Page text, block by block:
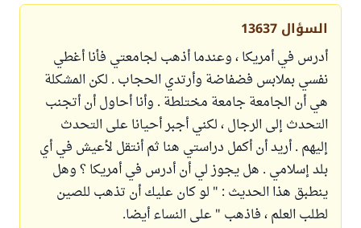
السؤال 13637
أدرس في أمريكا ، وعندما أذهب لجامعتي فأنا أغطي
نفسي بملابس فضفاضة وأرتدي الحجاب . لكن المشكلة
هي أن الجامعة جامعة مختلطة . وأنا أحاول أن أتجنب
التحدث إلى الرجال ، لكني أجبر أحيانا على التحدث
إليهم . أريد أن أكمل دراستي هنا ثم أنتقل لأعيش في أي
بلد إسلامي . هل يجوز لي أن أدرس في أمريكا ؟ وهل
ينطبق هذا الحديث : " لو كان عليك أن تذهب للصين
لطلب العلم ، فاذهب " على النساء أيضا.